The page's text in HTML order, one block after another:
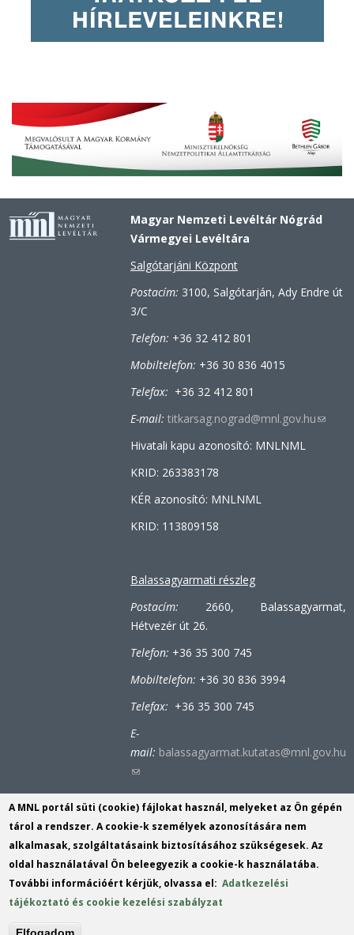
Magyar Nemzeti Levéltár Nógrád
Vármegyei Levéltára
Salgótarjáni Központ
Postacím: 3100, Salgótarján, Ady Endre út
3/C
Telefon: +36 32 412 801
Mobiltelefon: +36 30 836 4015
Telefax: +36 32 412 801
E-mail: titkarsag.nograd@mnl.gov.hu(link
Hivatali kapu azonosító: MNLNML
KRID: 263383178
KÉR azonosító: MNLNML
KRID: 113809158
Balassagyarmati részleg
Postacím: 2660, Balassagyarmat,
Hétvezér út 26.
Telefon: +36 35 300 745
Mobiltelefon: +36 30 836 3994
Telefax: +36 35 300 745
E-
mail: balassagyarmat.kutatas@mnl.gov.hu
(link
sends
e-
mail)
Bátonyterenyei-tiribesi részleg
Postacím:3070, Bátonyterenye (Tiribes),
Bolyókpuszta 6.
Telefon:+36 32 353 152
A MNL portál süti (cookie) fájlokat használ, melyeket az Ön gépén
tárol a rendszer. A cookie-k személyek azonosítására nem
alkalmasak, szolgáltatásaink biztosításához szükségesek. Az
oldal használatával Ön beleegyezik a cookie-k használatába.
További információért kérjük, olvassa el:Adatkezelési
tájékoztató és cookie kezelési szabályzat